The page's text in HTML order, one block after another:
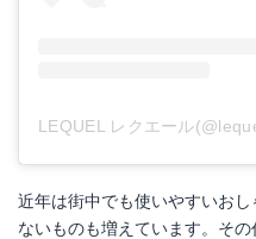
LEQUEL レクエール
近年は街中でも使いやすいお
ないものも増えています。そ